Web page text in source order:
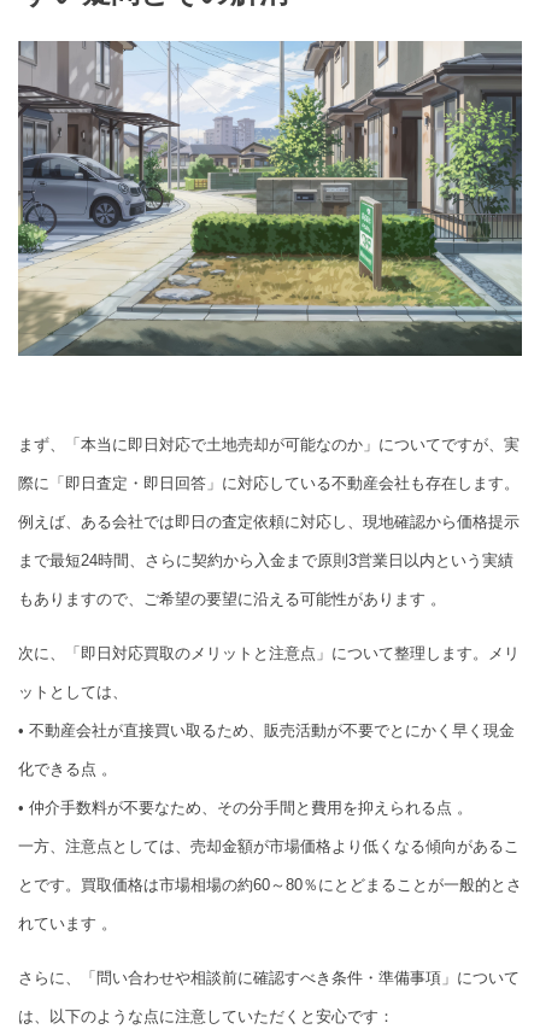
まず、「本当に即日対応で土地売却が可能なのか」についてですが、実
際に「即日査定・即日回答」に対応している不動産会社も存在します。
例えば、ある会社では即日の査定依頼に対応し、現地確認から価格提示
まで最短24時間、さらに契約から入金まで原則3営業日以内という実績
もありますので、ご希望の要望に沿える可能性があります 。
次に、「即日対応買取のメリットと注意点」について整理します。メリ
ットとしては、
• 不動産会社が直接買い取るため、販売活動が不要でとにかく早く現金
化できる点 。
• 仲介手数料が不要なため、その分手間と費用を抑えられる点 。
一方、注意点としては、売却金額が市場価格より低くなる傾向があるこ
とです。買取価格は市場相場の約60～80％にとどまることが一般的とさ
れています 。
さらに、「問い合わせや相談前に確認すべき条件・準備事項」について
は、以下のような点に注意していただくと安心です：